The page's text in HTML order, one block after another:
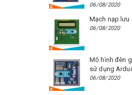
06/08/2020
Mạch nạp lưu
06/08/2020
Mô hình đèn
sử dụng
06/08/2020